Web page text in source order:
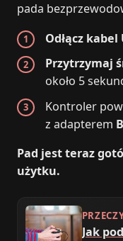
pada
Odłącz kabel
Przytrzymaj
około 5
Kontroler
z adapterem
Pad jest teraz
użytku.
Jak